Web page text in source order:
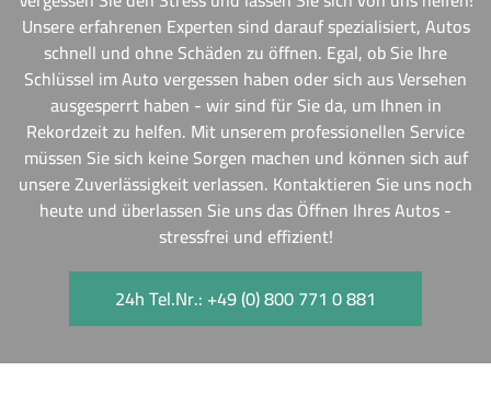
Unsere erfahrenen Experten sind darauf spezialisiert, Autos
schnell und ohne Schäden zu öffnen. Egal, ob Sie Ihre
Schlüssel im Auto vergessen haben oder sich aus Versehen
ausgesperrt haben - wir sind für Sie da, um Ihnen in
Rekordzeit zu helfen. Mit unserem professionellen Service
müssen Sie sich keine Sorgen machen und können sich auf
unsere Zuverlässigkeit verlassen. Kontaktieren Sie uns noch
heute und überlassen Sie uns das Öffnen Ihres Autos -
stressfrei und effizient!
24h Tel.Nr.: +49 (0) 800 771 0 881